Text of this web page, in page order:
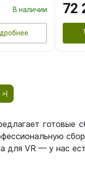
В наличии 72
>|
готовые
для VR — у нас